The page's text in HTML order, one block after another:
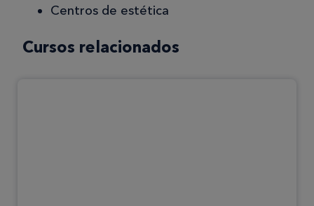
Centros de estética
Cursos relacionados